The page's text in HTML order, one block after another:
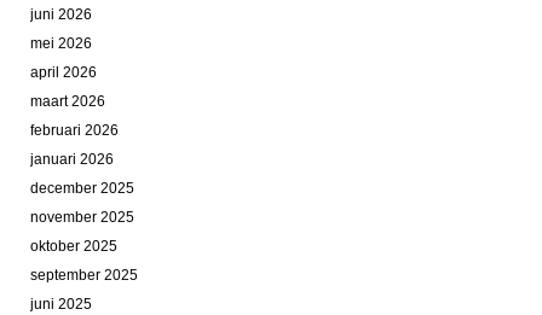
juni 2026
mei 2026
april 2026
maart 2026
februari 2026
januari 2026
december 2025
november 2025
oktober 2025
september 2025
juni 2025